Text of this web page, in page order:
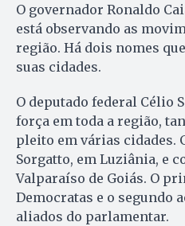
O governador Ronaldo
está observando as
região. Há dois nomes
suas cidades.
O deputado federal Célio
força em toda a região,
pleito em várias cidades.
Sorgatto, em Luziânia, e
Valparaíso de Goiás. O
Democratas e o segundo
aliados do parlamentar.